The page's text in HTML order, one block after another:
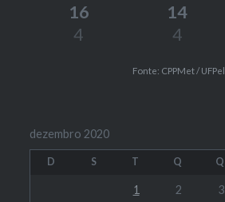
16
4
14
4
Fonte: CPPMet / UFPel
dezembro 2020
D S T Q Q
1 2 3